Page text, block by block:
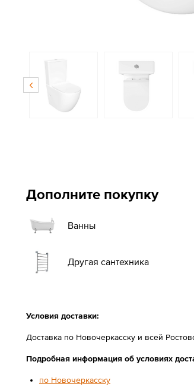
Дополните покупку
Ванны
Другая сантехника
Условия доставки:
Доставка по Новочеркасску и всей
Подробная информация об условиях
по Новочеркасску